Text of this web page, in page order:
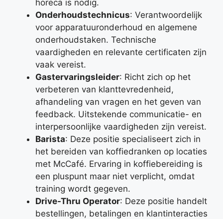
horeca is nodig.
Onderhoudstechnicus: Verantwoordelijk
voor apparatuuronderhoud en algemene
onderhoudstaken. Technische
vaardigheden en relevante certificaten zijn
vaak vereist.
Gastervaringsleider: Richt zich op het
verbeteren van klanttevredenheid,
afhandeling van vragen en het geven van
feedback. Uitstekende communicatie- en
interpersoonlijke vaardigheden zijn vereist.
Barista: Deze positie specialiseert zich in
het bereiden van koffiedranken op locaties
met McCafé. Ervaring in koffiebereiding is
een pluspunt maar niet verplicht, omdat
training wordt gegeven.
Drive-Thru Operator: Deze positie handelt
bestellingen, betalingen en klantinteracties